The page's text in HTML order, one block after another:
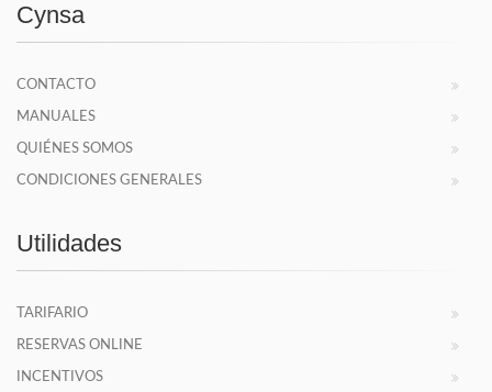
Cynsa
CONTACTO
MANUALES
QUIÉNES SOMOS
CONDICIONES GENERALES
Utilidades
TARIFARIO
RESERVAS ONLINE
INCENTIVOS